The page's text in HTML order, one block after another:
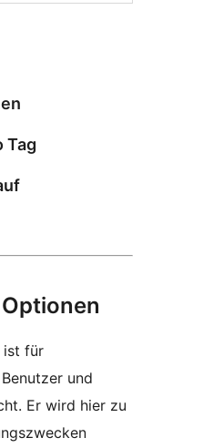
Tag
ist für
und
Er wird hier zu